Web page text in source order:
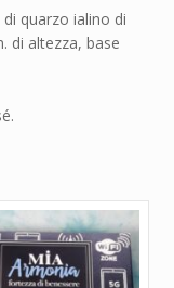
quarzo ialino di
di altezza, base